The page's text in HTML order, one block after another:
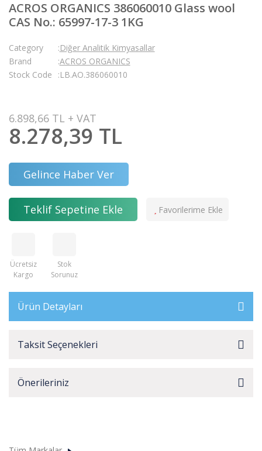
ACROS ORGANICS 386060010 Glass wool
CAS No.: 65997-17-3 1KG
Category
Diğer Analitik Kimyasallar
Brand
ACROS ORGANICS
Stock Code
LB.AO.386060010
6.898,66 TL + VAT
8.278,39 TL
Gelince Haber Ver
Teklif Sepetine Ekle
Ücretsiz
Kargo
Stok
Sorunuz
Ürün Detayları
Taksit Seçenekleri
Önerileriniz